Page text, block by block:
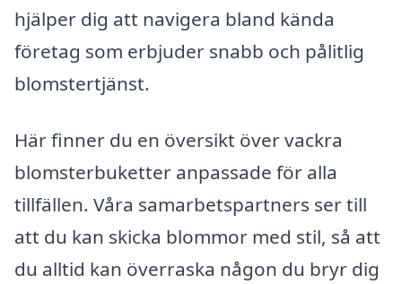
hjälper dig att navigera bland kända
företag som erbjuder snabb och pålitlig
blomstertjänst.
Här finner du en översikt över vackra
blomsterbuketter anpassade för alla
tillfällen. Våra samarbetspartners ser till
att du kan skicka blommor med stil, så att
du alltid kan överraska någon du bryr dig